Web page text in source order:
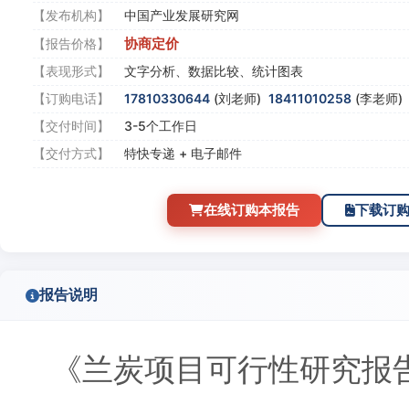
【发布机构】
中国产业发展研究网
【报告价格】
协商定价
【表现形式】
文字分析、数据比较、统计图表
【订购电话】
17810330644 (刘老师) 18411010258 (李老师)
【交付时间】
3-5个工作日
【交付方式】
特快专递 + 电子邮件
在线订购本报告 下载订
报告说明
《兰炭项目可行性研究